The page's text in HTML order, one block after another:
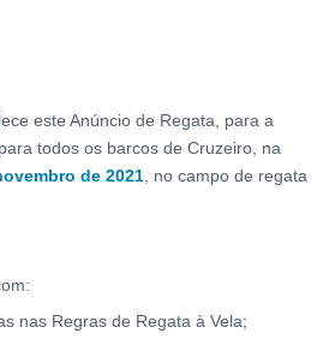
este Anúncio de Regata, para a
todos os barcos de Cruzeiro, na
de 2021, no campo de regata
nas Regras de Regata à Vela;